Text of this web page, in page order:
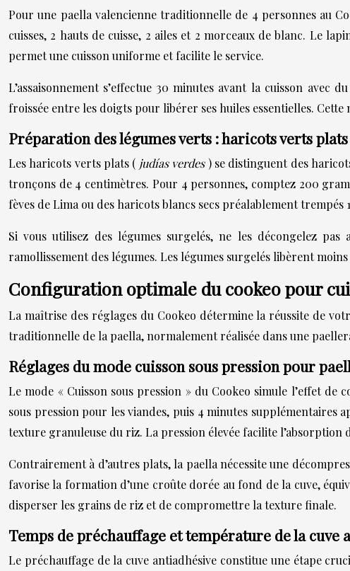
Pour une paella valencienne traditionnelle de 4 personnes au
cuisses, 2 hauts de cuisse, 2 ailes et 2 morceaux de blanc. Le
permet une cuisson uniforme et facilite le service.
L’assaisonnement s’effectue 30 minutes avant la cuisson
froissée entre les doigts pour libérer ses huiles essentielles.
Préparation des légumes verts : haricots verts
Les haricots verts plats ( judías verdes) se distinguent des
tronçons de 4 centimètres. Pour 4 personnes, comptez 200
fèves de Lima ou des haricots blancs secs préalablement trempés
Si vous utilisez des légumes surgelés, ne les décongelez
ramollissement des légumes. Les légumes surgelés libèrent
Configuration optimale du cookeo pour
La maîtrise des réglages du Cookeo détermine la réussite de
traditionnelle de la paella, normalement réalisée dans une
Réglages du mode cuisson sous pression pour
Le mode « Cuisson sous pression » du Cookeo simule l’effet
sous pression pour les viandes, puis 4 minutes
texture granuleuse du riz. La pression élevée facilite
Contrairement à d’autres plats, la paella nécessite une
favorise la formation d’une croûte dorée au fond de la cuve,
disperser les grains de riz et de compromettre la texture finale.
Temps de préchauffage et température de la cuve
Le préchauffage de la cuve antiadhésive constitue une étape